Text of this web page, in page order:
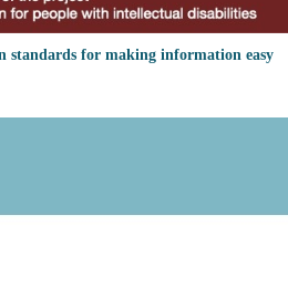
for making information easy